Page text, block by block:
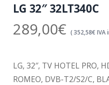
LG 32″ 32LT340C
289,00€ (352,58€ IVA
LG, 32″, TV HOTEL PRO,
ROMEO, DVB-T2/S2/C,